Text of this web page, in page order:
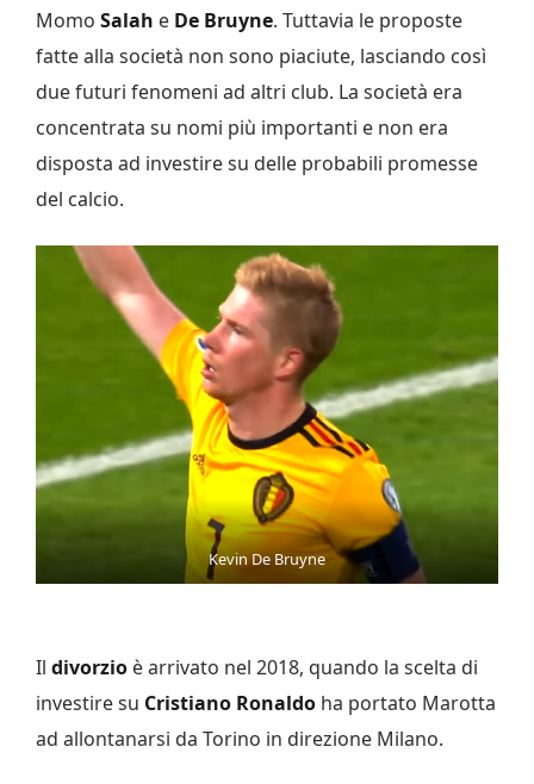
Momo Salah e De Bruyne. Tuttavia le proposte
fatte alla società non sono piaciute, lasciando così
due futuri fenomeni ad altri club. La società era
concentrata su nomi più importanti e non era
disposta ad investire su delle probabili promesse
del calcio.
Kevin De Bruyne
Il divorzio è arrivato nel 2018, quando la scelta di
investire su Cristiano Ronaldo ha portato Marotta
ad allontanarsi da Torino in direzione Milano.